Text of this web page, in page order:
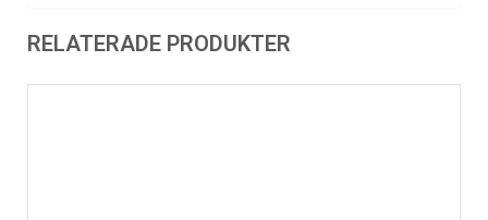
RELATERADE PRODUKTER